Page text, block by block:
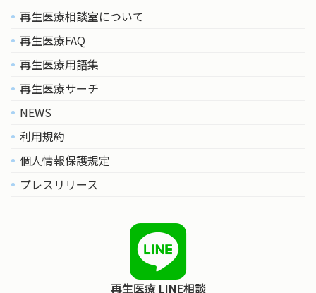
再生医療相談室について
再生医療FAQ
再生医療用語集
再生医療サーチ
NEWS
利用規約
個人情報保護規定
プレスリリース
再生医療 LINE相談